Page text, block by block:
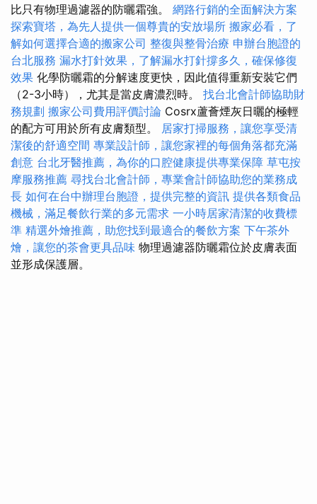
比只有物理過濾器的防曬霜強。 網路行銷的全面解決方案
探索寶塔，為先人提供一個尊貴的安放場所 搬家必看，了
解如何選擇合適的搬家公司 整復與整骨治療 申辦台胞證的
台北服務 漏水打針效果，了解漏水打針撐多久，確保修復
效果 化學防曬霜的分解速度更快，因此值得重新安裝它們
（2-3小時），尤其是當皮膚濃烈時。 找台北會計師協助財
務規劃 搬家公司費用評價討論 Cosrx蘆薈煙灰日曬的極輕
的配方可用於所有皮膚類型。 居家打掃服務，讓您享受清
潔後的舒適空間 專業設計師，讓您家裡的每個角落都充滿
創意 台北牙醫推薦，為你的口腔健康提供專業保障 草屯按
摩服務推薦 尋找台北會計師，專業會計師協助您的業務成
長 如何在台中辦理台胞證，提供完整的資訊 提供各類食品
機械，滿足餐飲行業的多元需求 一小時居家清潔的收費標
準 精選外燴推薦，助您找到最適合的餐飲方案 下午茶外
燴，讓您的茶會更具品味 物理過濾器防曬霜位於皮膚表面
並形成保護層。